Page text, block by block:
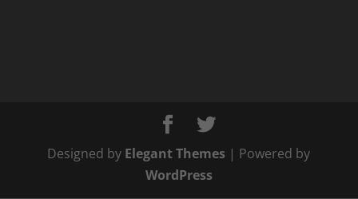
Designed by Elegant Themes | Powered by
WordPress